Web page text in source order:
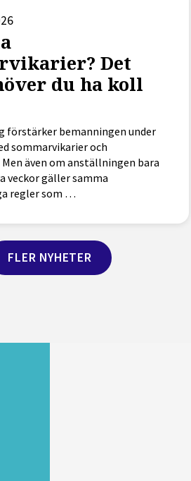
Det
du ha koll
förstärker bemanningen under
sommarvikarier och
även om anställningen bara
veckor gäller samma
regler som …
FLER NYHETER